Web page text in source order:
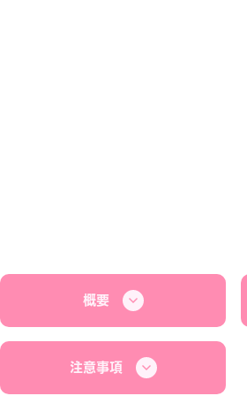
概要
注意事項